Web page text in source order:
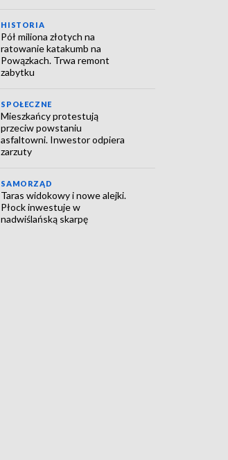
HISTORIA
Pół miliona złotych na
ratowanie katakumb na
Powązkach. Trwa remont
zabytku
SPOŁECZNE
Mieszkańcy protestują
przeciw powstaniu
asfaltowni. Inwestor odpiera
zarzuty
SAMORZĄD
Taras widokowy i nowe alejki.
Płock inwestuje w
nadwiślańską skarpę